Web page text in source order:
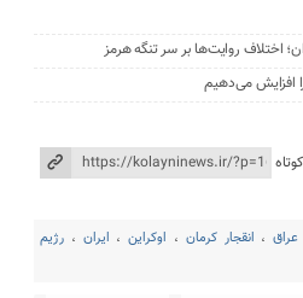
اختلاف روایت‌ها بر سر تنگه هرمز
افزایش می‌دهیم
عراق، انقجار کرمان ، اوکراین، ایران ، رژیم